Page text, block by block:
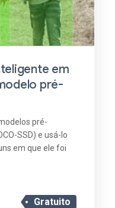
em
pré-
pré-
SSD) e usá-lo
em que ele foi
Gratuito